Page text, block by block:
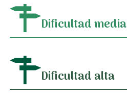
Dificultad media
Dificultad alta